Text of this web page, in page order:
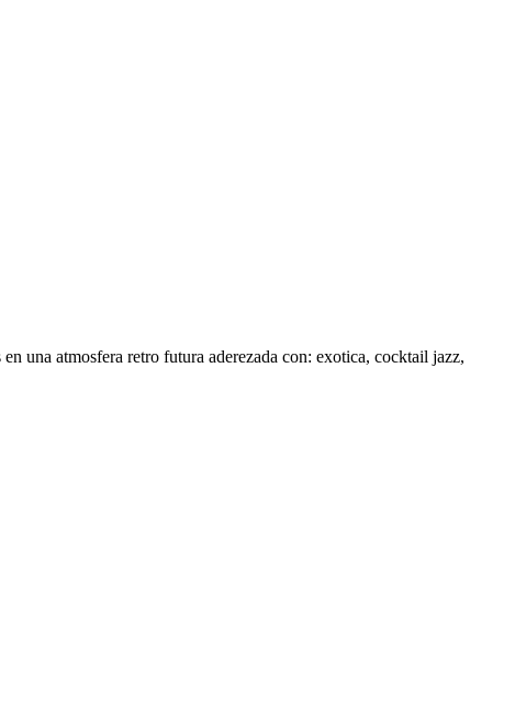
una atmosfera retro futura aderezada con: exotica, cocktail jazz,